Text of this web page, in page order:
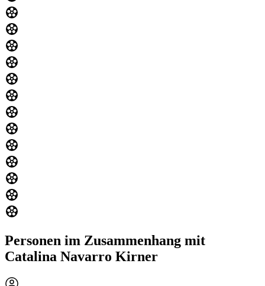
Personen im Zusammenhang mit
Catalina Navarro Kirner